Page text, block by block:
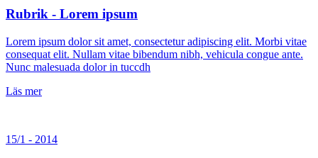
Rubrik - Lorem ipsum
Lorem ipsum dolor sit amet, consectetur adipiscing elit. Morbi vitae
consequat elit. Nullam vitae bibendum nibh, vehicula congue ante.
Nunc malesuada dolor in tuccdh
Läs mer
15/1 - 2014